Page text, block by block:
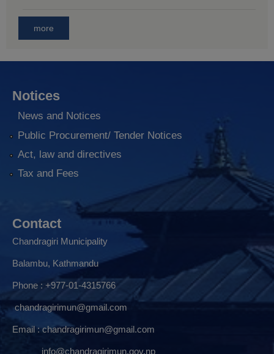
more
Notices
News and Notices
Public Procurement/ Tender Notices
Act, law and directives
Tax and Fees
Contact
Chandragiri Municipality
Balambu, Kathmandu
Phone : +977-01-4315766
chandragirimun@gmail.com
Email :chandragirimun@gmail.com
info@chandragirimun.gov.np